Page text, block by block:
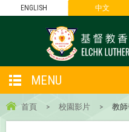
ENGLISH 中文
MENU
首頁 > 校園影片 > 教